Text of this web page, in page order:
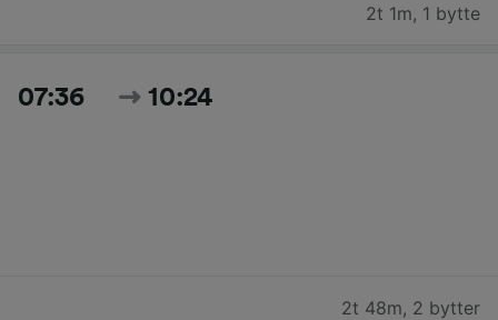
2t 1m, 1 bytte
07:36 10:24
2t 48m, 2 bytter